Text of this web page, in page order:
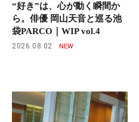
“好き”は、心が動く瞬間か
ら。俳優 岡山天音と巡る池
袋PARCO｜WIP vol.4
2026.08.02